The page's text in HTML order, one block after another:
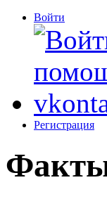
Войти
Регистрация